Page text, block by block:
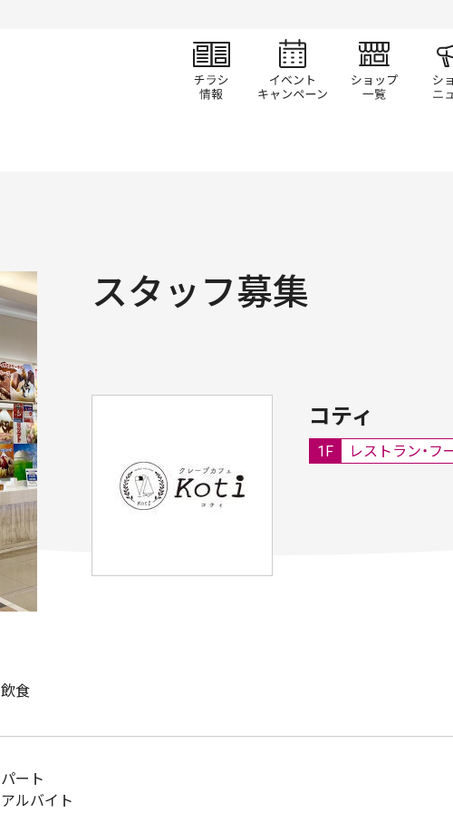
チラシ情報 イベント/キャンペ
ショ
スタッフ募集
コティ
1F レストラン・フ
飲食
パート
アルバイト